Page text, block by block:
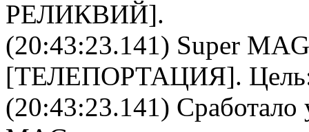
РЕЛИКВИЙ].
(20:43:23.141) Super MAG
[ТЕЛЕПОРТАЦИЯ].
(20:43:23.141) Сработало